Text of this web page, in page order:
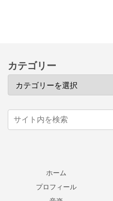
カテゴリー
ホーム
プロフィール